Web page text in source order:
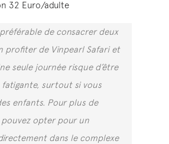
32 Euro/adulte
de consacrer deux
profiter de Vinpearl Safari et
seule journée risque d’être
surtout si vous
enfants. Pour plus de
opter pour un
dans le complexe